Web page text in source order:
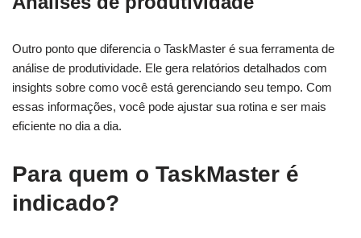
Outro ponto que diferencia o TaskMaster é sua ferramenta de
análise de produtividade. Ele gera relatórios detalhados com
insights sobre como você está gerenciando seu tempo. Com
essas informações, você pode ajustar sua rotina e ser mais
eficiente no dia a dia.
Para quem o TaskMaster é
indicado?